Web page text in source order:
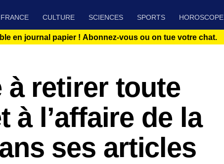
FRANCE CULTURE SCIENCES SPORTS HOROSCOPE
en journal papier ! Abonnez-vous ou on tue votre chat.
à retirer toute
à l’affaire de la
ses articles